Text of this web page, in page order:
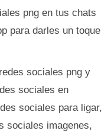
png en tus chats
para darles un toque
sociales png y
sociales en
sociales para ligar,
sociales imagenes,